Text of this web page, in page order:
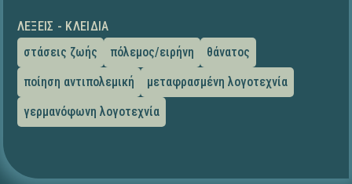
ΛΈΞΕΙΣ - ΚΛΕΙΔΙΆ
στάσεις ζωής
πόλεμος/ειρήνη
θάνατος
ποίηση αντιπολεμική
μεταφρασμένη λογοτεχνία
γερμανόφωνη λογοτεχνία